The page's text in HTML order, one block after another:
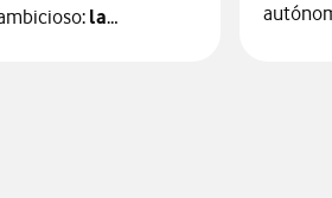
la
deberán valorar si